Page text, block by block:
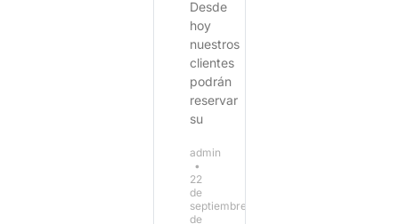
Desde
hoy
nuestros
clientes
podrán
reservar
su
admin
22
de
septiembre
de